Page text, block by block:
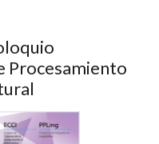
Procesamiento